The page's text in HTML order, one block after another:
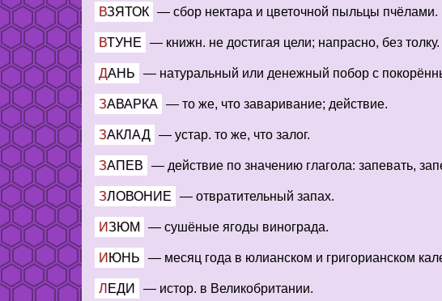
ВЗЯТОК — сбор нектара и цветочной пыльцы пчёлами.
ВТУНЕ — книжн. не достигая цели; напрасно, без толку.
ДАНЬ — натуральный или денежный побор с
ЗАВАРКА — то же, что заваривание; действие.
ЗАКЛАД — устар. то же, что залог.
ЗАПЕВ — действие по значению глагола: запевать,
ЗЛОВОНИЕ — отвратительный запах.
ИЗЮМ — сушёные ягоды винограда.
ИЮНЬ — месяц года в юлианском и григорианском
ЛЕДИ — истор. в Великобритании.